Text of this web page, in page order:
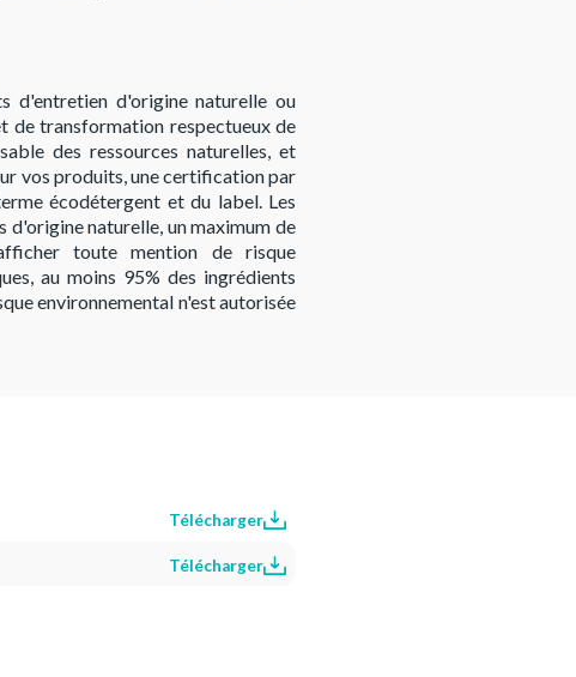
d'entretien d'origine naturelle ou
de transformation respectueux de
des ressources naturelles, et
vos produits, une certification par
écodétergent et du label. Les
naturelle, un maximum de
toute mention de risque
au moins 95% des ingrédients
environnemental n'est autorisée
Télécharger
Télécharger